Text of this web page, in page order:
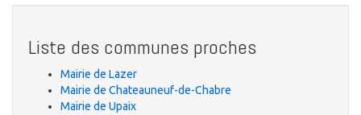
Liste des communes proches
Mairie de Lazer
Mairie de Chateauneuf-de-Chabre
Mairie de Upaix